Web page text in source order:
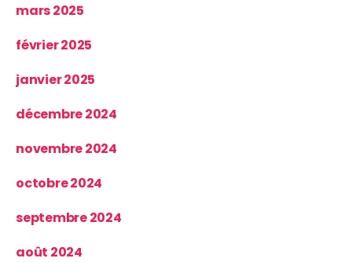
mars 2025
février 2025
janvier 2025
décembre 2024
novembre 2024
octobre 2024
septembre 2024
août 2024